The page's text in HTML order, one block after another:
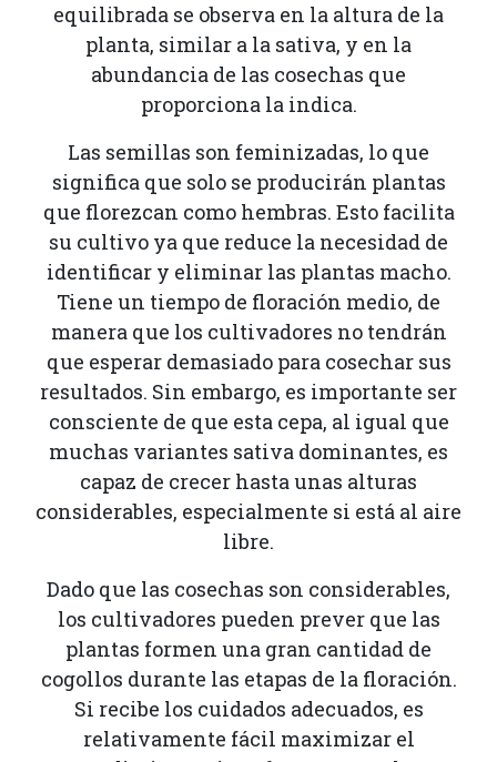
equilibrada se observa en la altura de la
planta, similar a la sativa, y en la
abundancia de las cosechas que
proporciona la indica.
Las semillas son feminizadas, lo que
significa que solo se producirán plantas
que florezcan como hembras. Esto facilita
su cultivo ya que reduce la necesidad de
identificar y eliminar las plantas macho.
Tiene un tiempo de floración medio, de
manera que los cultivadores no tendrán
que esperar demasiado para cosechar sus
resultados. Sin embargo, es importante ser
consciente de que esta cepa, al igual que
muchas variantes sativa dominantes, es
capaz de crecer hasta unas alturas
considerables, especialmente si está al aire
libre.
Dado que las cosechas son considerables,
los cultivadores pueden prever que las
plantas formen una gran cantidad de
cogollos durante las etapas de la floración.
Si recibe los cuidados adecuados, es
relativamente fácil maximizar el